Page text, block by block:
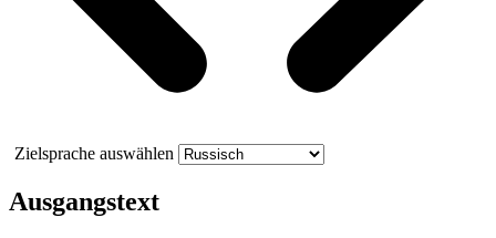
Zielsprache auswählen
Ausgangstext